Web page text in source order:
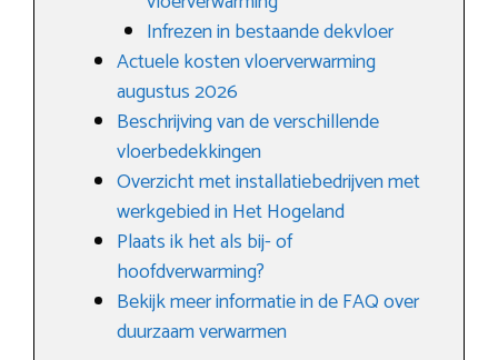
Infrezen in bestaande dekvloer
Actuele kosten vloerverwarming
augustus 2026
Beschrijving van de verschillende
vloerbedekkingen
Overzicht met installatiebedrijven met
werkgebied in Het Hogeland
Plaats ik het als bij- of
hoofdverwarming?
Bekijk meer informatie in de FAQ over
duurzaam verwarmen